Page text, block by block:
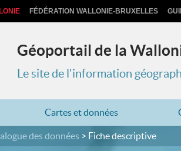
FÉDÉRATION WALLONIE-BRUXELLES
Géoportail de la
Le site de l'information
Cartes et données
des données Fiche descriptive